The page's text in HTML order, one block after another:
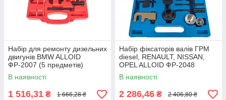
Набір для ремонту дизельних
двигунів BMW ALLOID
ФР-2007 (5 предметів)
В наявності
1 516,31 ₴ 1 666,28 ₴
Набір фіксаторів валів ГРМ
diesel, RENAULT, NISSAN,
OPEL ALLOID ФР-2048
В наявності
2 286,46 ₴ 2 406,80 ₴